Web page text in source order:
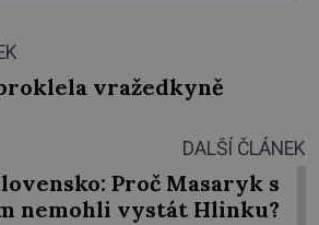
vražedkyně
DALŠÍ ČLÁNEK
Proč Masaryk s
nemohli vystát Hlinku?